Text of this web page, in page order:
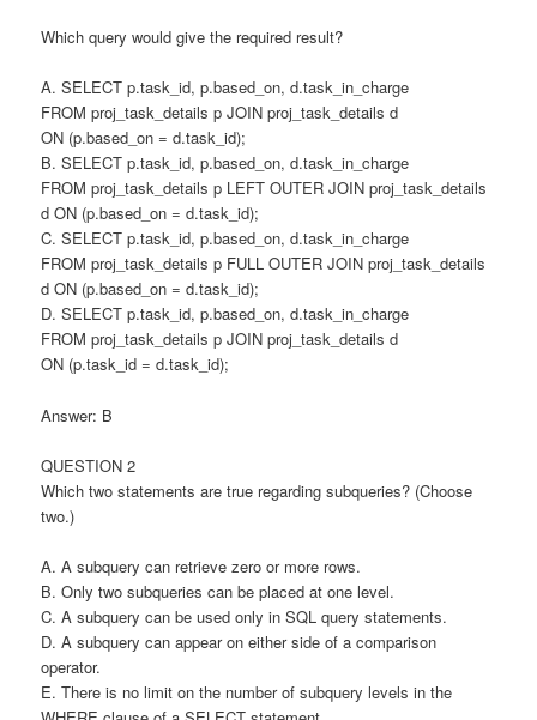
Which query would give the required result?
A. SELECT p.task_id, p.based_on, d.task_in_charge
FROM proj_task_details p JOIN proj_task_details d
ON (p.based_on = d.task_id);
B. SELECT p.task_id, p.based_on, d.task_in_charge
FROM proj_task_details p LEFT OUTER JOIN proj_task_details
d ON (p.based_on = d.task_id);
C. SELECT p.task_id, p.based_on, d.task_in_charge
FROM proj_task_details p FULL OUTER JOIN proj_task_details
d ON (p.based_on = d.task_id);
D. SELECT p.task_id, p.based_on, d.task_in_charge
FROM proj_task_details p JOIN proj_task_details d
ON (p.task_id = d.task_id);
Answer: B
QUESTION 2
Which two statements are true regarding subqueries? (Choose
two.)
A. A subquery can retrieve zero or more rows.
B. Only two subqueries can be placed at one level.
C. A subquery can be used only in SQL query statements.
D. A subquery can appear on either side of a comparison
operator.
E. There is no limit on the number of subquery levels in the